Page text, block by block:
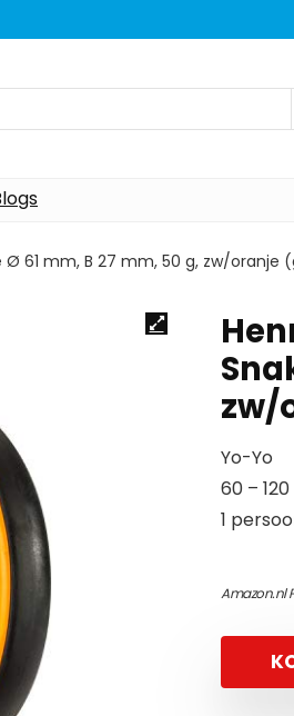
Ø 61 mm, B 27 mm, 50 g, zw/oranje
zw/
Yo-Yo
60 – 120
1
Amazon.nl